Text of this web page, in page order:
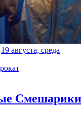
19 августа, среда